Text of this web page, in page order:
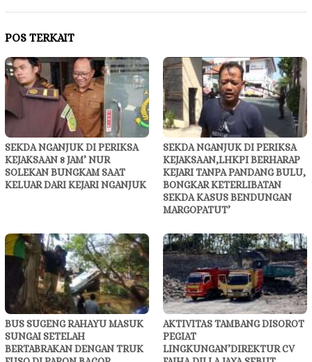
POS TERKAIT
SEKDA NGANJUK DI PERIKSA
KEJAKSAAN 8 JAM’ NUR
SOLEKAN BUNGKAM SAAT
KELUAR DARI KEJARI NGANJUK
SEKDA NGANJUK DI PERIKSA
KEJAKSAAN,LHKPI BERHARAP
KEJARI TANPA PANDANG BULU,
BONGKAR KETERLIBATAN
SEKDA KASUS BENDUNGAN
MARGOPATUT’
BUS SUGENG RAHAYU MASUK
SUNGAI SETELAH
BERTABRAKAN DENGAN TRUK
AKTIVITAS TAMBANG DISOROT
PEGIAT
LINGKUNGAN’DIREKTUR CV